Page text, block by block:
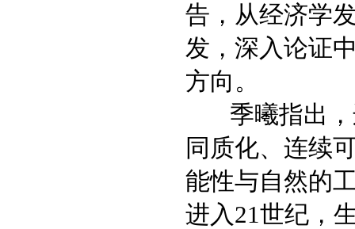
告，从经济学
发，深入论证
方向。
季曦指出，
同质化、连续
能性与自然的
进入21世纪，